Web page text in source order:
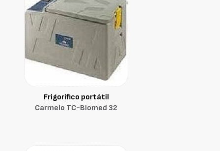
Frigorífico portátil
Carmelo TC-Biomed 32